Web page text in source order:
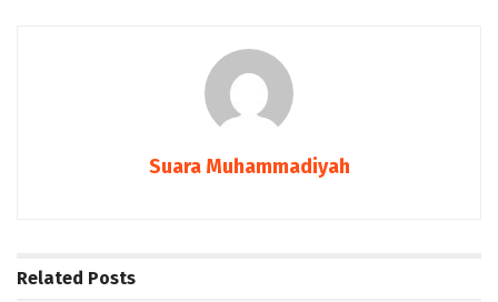
Suara Muhammadiyah
Related Posts